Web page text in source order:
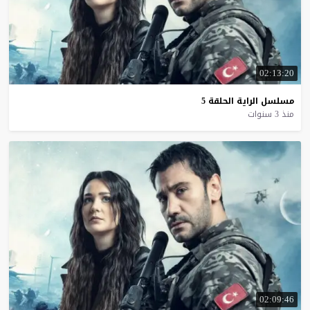
02:13:20
مسلسل الراية الحلقة 5
منذ 3 سنوات
02:09:46